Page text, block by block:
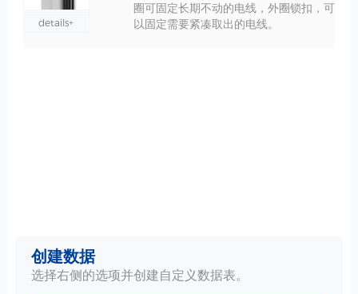
details+
圈可固定长期不动的电线，外圈锁扣，可
以固定需要紧凑取出的电线。
创建数据
选择右侧的选项并创建自定义数据表。